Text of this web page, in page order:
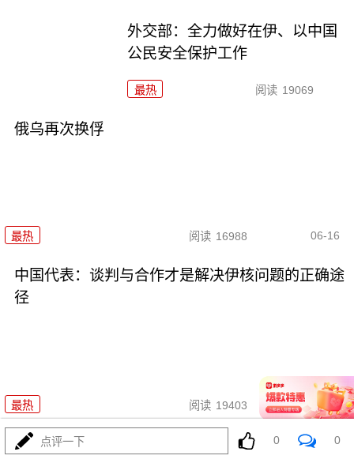
外交部：全力做好在伊、以中国
公民安全保护工作
最热 阅读 19069
俄乌再次换俘
最热 阅读 16988 06-16
中国代表：谈判与合作才是解决伊核问题的正确途
径
最热 阅读 19403 06-13
美国国防部重新评估美英澳安全
点评一下 0 0